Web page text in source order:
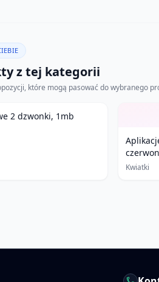
z tej kategorii
które mogą pasować do wybranego
2 dzwonki, 1mb
Kwiatki